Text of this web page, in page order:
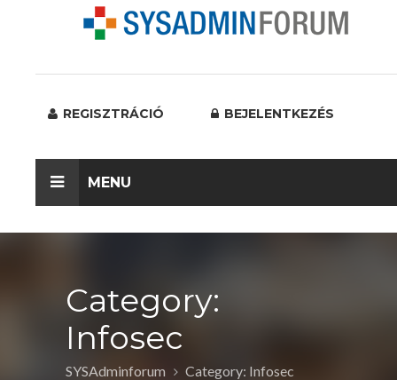
REGISZTRÁCIÓ BEJELENTKEZÉS
MENU
Category:
Infosec
SYSAdminforum Category: Infosec